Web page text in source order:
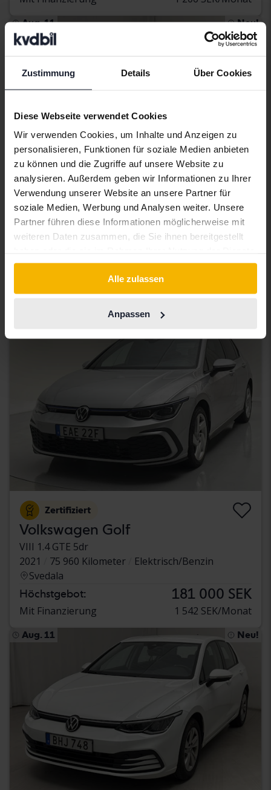
Zustimmung Details Über Cookies
Diese Webseite verwendet Cookies
Wir verwenden Cookies, um Inhalte und Anzeigen zu
personalisieren, Funktionen für soziale Medien anbieten
zu können und die Zugriffe auf unsere Website zu
analysieren. Außerdem geben wir Informationen zu Ihrer
Verwendung unserer Website an unsere Partner für
soziale Medien, Werbung und Analysen weiter. Unsere
Partner führen diese Informationen möglicherweise mit
weiteren Daten zusammen, die Sie ihnen bereitgestellt
gesammelt haben.
Alle zulassen
Anpassen
Aug. 11 Neu!
Getestet
Volkswagen Golf
VIII TGI 5dr
Zertifiziert
Volkswagen Golf
VIII 1.4 GTE 5dr
2021
75 960 Kilometer
Elektrisch/Benzin
Svedala
Höchstgebot: 181 000 SEK
Mit Finanzierung 1 542 SEK/Monat
Aug. 11 Neu!